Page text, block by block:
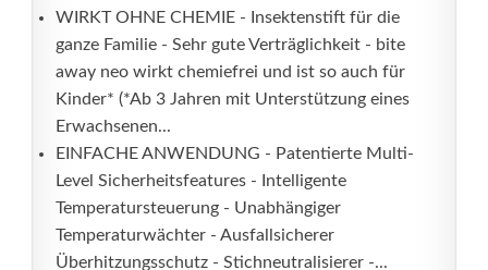
WIRKT OHNE CHEMIE - Insektenstift für die
ganze Familie - Sehr gute Verträglichkeit - bite
away neo wirkt chemiefrei und ist so auch für
Kinder* (*Ab 3 Jahren mit Unterstützung eines
Erwachsenen...
EINFACHE ANWENDUNG - Patentierte Multi-
Level Sicherheitsfeatures - Intelligente
Temperatursteuerung - Unabhängiger
Temperaturwächter - Ausfallsicherer
Überhitzungsschutz - Stichneutralisierer -...